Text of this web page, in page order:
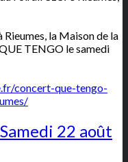
Rieumes, la Maison de la
TENGO le samedi
concert-que-tengo-
22 août